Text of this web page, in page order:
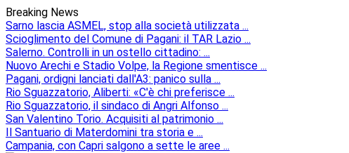
Breaking News
Sarno lascia ASMEL, stop alla società utilizzata ...
Scioglimento del Comune di Pagani: il TAR Lazio ...
Salerno. Controlli in un ostello cittadino: ...
Nuovo Arechi e Stadio Volpe, la Regione smentisce ...
Pagani, ordigni lanciati dall'A3: panico sulla ...
Rio Sguazzatorio, Aliberti: «C'è chi preferisce ...
Rio Sguazzatorio, il sindaco di Angri Alfonso ...
San Valentino Torio. Acquisiti al patrimonio ...
Il Santuario di Materdomini tra storia e ...
Campania, con Capri salgono a sette le aree ...